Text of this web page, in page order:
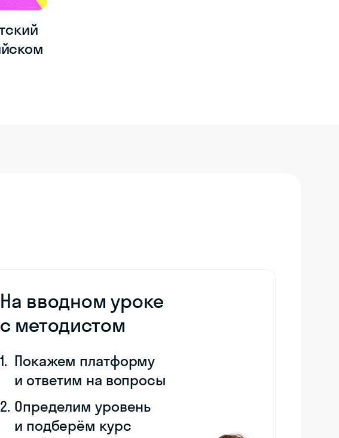
На вводном уроке
с методистом
Покажем платформу
и ответим на вопросы
Определим уровень
и подберём курс